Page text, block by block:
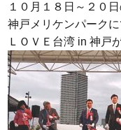
１０月１８日～２０
神戸メリケンパーク
ＬＯＶＥ台湾 in 神戸